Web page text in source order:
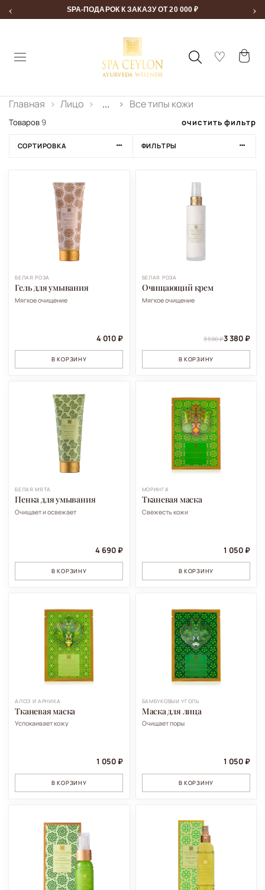
‹ SPA-ПОДАРОК К ЗАКАЗУ ОТ 20 000 ₽ ›
Главная Лицо ... Все типы кожи
Товаров9 очистить фильтр
СОРТИРОВКА ФИЛЬТРЫ
БЕЛАЯ РОЗА
Гель для умывания
Мягкое очищение
4 010 ₽
В КОРЗИНУ
БЕЛАЯ РОЗА
Очищающий крем
Мягкое очищение
3 590 ₽3 380 ₽
В КОРЗИНУ
БЕЛАЯ МЯТА
Пенка для умывания
Очищает и освежает
4 690 ₽
В КОРЗИНУ
МОРИНГА
Тканевая маска
Свежесть кожи
1 050 ₽
В КОРЗИНУ
АЛОЭ И АРНИКА
Тканевая маска
Успокаивает кожу
1 050 ₽
В КОРЗИНУ
БАМБУКОВЫЙ УГОЛЬ
Маска для лица
Очищает поры
1 050 ₽
В КОРЗИНУ